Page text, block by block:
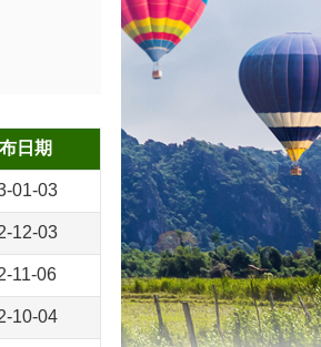
日期
01-03
12-03
11-06
10-04